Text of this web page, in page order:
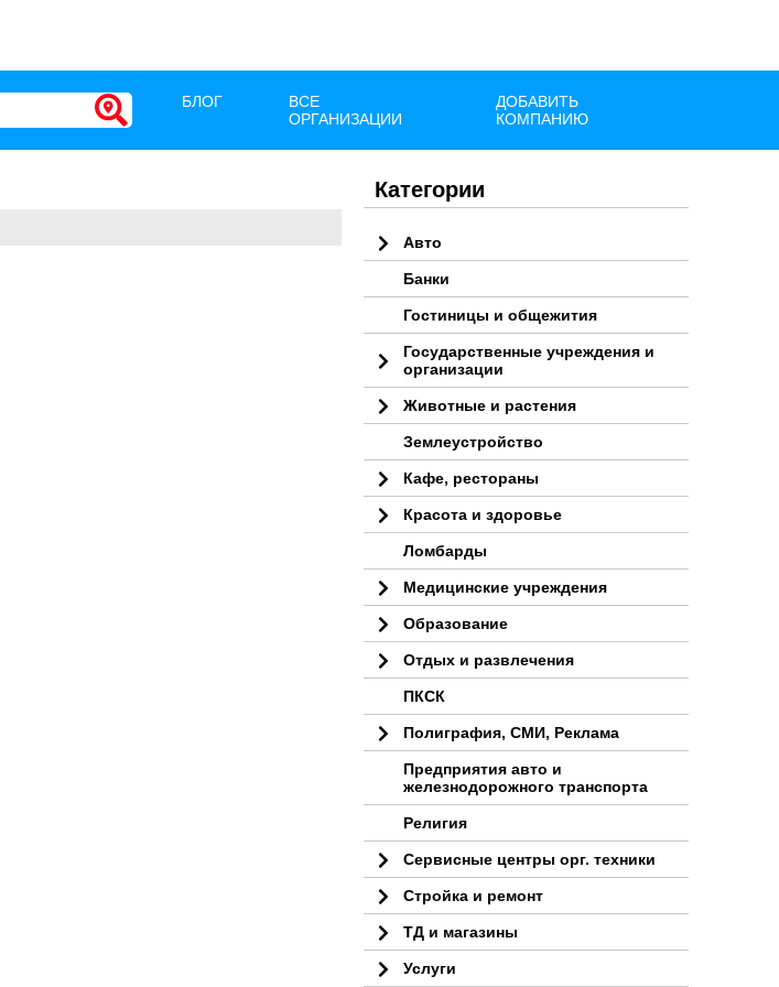
БЛОГ
ВСЕ
ОРГАНИЗАЦИИ
ДОБАВИТЬ
КОМПАНИЮ
Категории
Авто
Банки
Гостиницы и общежития
Государственные учреждения и
организации
Животные и растения
Землеустройство
Кафе, рестораны
Красота и здоровье
Ломбарды
Медицинские учреждения
Образование
Отдых и развлечения
ПКСК
Полиграфия, СМИ, Реклама
Предприятия авто и
железнодорожного транспорта
Религия
Сервисные центры орг. техники
Стройка и ремонт
ТД и магазины
Услуги